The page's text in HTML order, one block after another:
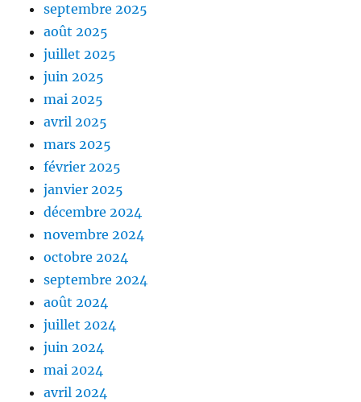
septembre 2025
août 2025
juillet 2025
juin 2025
mai 2025
avril 2025
mars 2025
février 2025
janvier 2025
décembre 2024
novembre 2024
octobre 2024
septembre 2024
août 2024
juillet 2024
juin 2024
mai 2024
avril 2024